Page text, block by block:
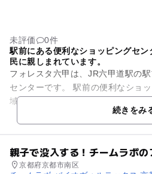
未評価
0件
駅前にある便利なショッピングセ
民に親しまれています。
フォレスタ六甲は、JR六甲道駅の
センターです。 駅前の便利なショ
域住民に親しまれており、多くの
続きをみ
親子で没入する！チームラボ
京都府京都市南区